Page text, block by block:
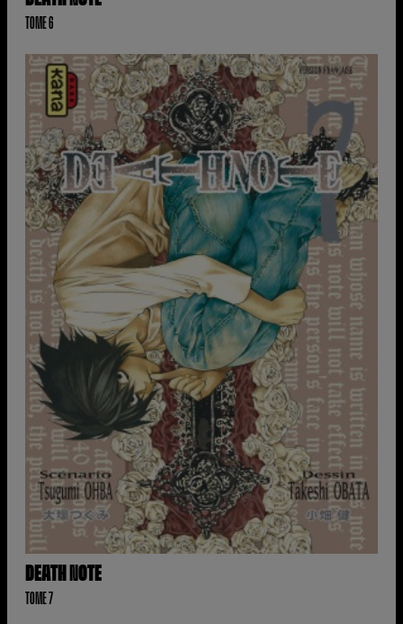
TOME 6
DEATH NOTE
TOME 7